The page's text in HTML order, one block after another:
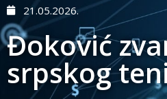
21.05.2026.
Đoković
srpskog